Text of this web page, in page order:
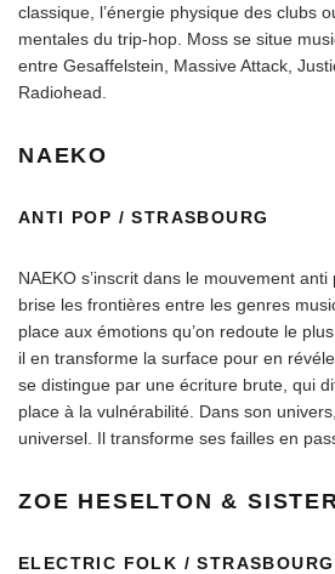
classique, l’énergie physique des clubs
mentales du trip-hop. Moss se situe
entre Gesaffelstein, Massive Attack,
Radiohead.
NAEKO
ANTI POP / STRASBOURG
NAEKO s’inscrit dans le mouvement
brise les frontières entre les genres
place aux émotions qu’on redoute le
il en transforme la surface pour en
se distingue par une écriture brute, qui
place à la vulnérabilité. Dans son
universel. Il transforme ses failles en
ZOE HESELTON &
ELECTRIC FOLK / STRASBOURG